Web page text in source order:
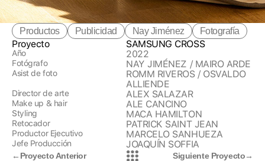
Productos Publicidad Nay Jiménez Fotografía
Proyecto SAMSUNG CROSS
Año 2022
Fotógrafo NAY JIMÉNEZ / MAIRO ARDE
Asist de foto
ROMM RIVEROS / OSVALDO
ALLIENDE
Director de arte ALEX SALAZAR
Make up & hair ALE CANCINO
Styling MACA HAMILTON
Retocador PATRICK SAINT JEAN
Productor Ejecutivo MARCELO SANHUEZA
Jefe Producción JOAQUÍN SOFFIA
← Proyecto Anterior Siguiente Proyecto→